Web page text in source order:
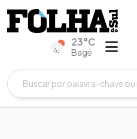
23°C
Bagé